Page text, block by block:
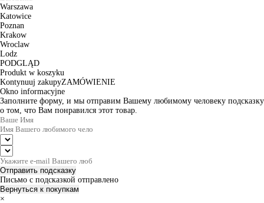
Warszawa
Katowice
Poznan
Krakow
Wroclaw
Lodz
PODGLĄD
Produkt w koszyku
Kontynuuj zakupyZAMÓWIENIE
Okno informacyjne
Заполните форму, и мы отправим Вашему любимому человеку подсказку
о том, что Вам понравился этот товар.
Отправить подсказку
Письмо с подсказкой отправлено
Вернуться к покупкам
×